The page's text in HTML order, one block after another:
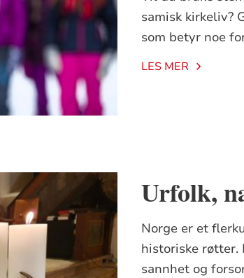
samisk kirkeliv?
som betyr noe
LES MER
Urfolk,
Norge er et
historiske røtter.
sannhet og